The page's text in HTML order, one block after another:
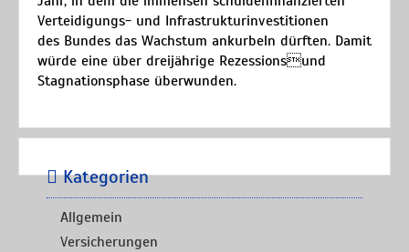
Verteidigungs- und Infrastrukturinvestitionen
des Bundes das Wachstum ankurbeln dürften. Damit
würde eine über dreijährige Rezessionsund
Stagnationsphase überwunden.
Kategorien
Allgemein
Versicherungen